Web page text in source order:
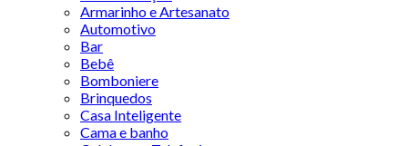
Armarinho e Artesanato
Automotivo
Bar
Bebê
Bomboniere
Brinquedos
Casa Inteligente
Cama e banho